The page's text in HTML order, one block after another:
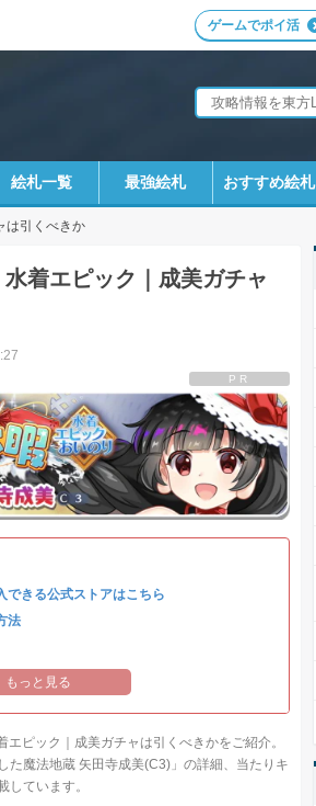
ゲームでポイ活
絵札一覧 最強絵札 おすすめ絵札
は引くべきか
水着エピック｜成美ガチャ
PR
できる公式ストアはこちら
法
シミュ /引くべきか
もっと見る
ピック｜成美ガチャは引くべきかをご紹介。
た魔法地蔵 矢田寺成美(C3)」の詳細、当たりキ
しています。